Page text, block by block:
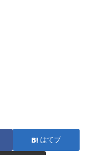
はてブ